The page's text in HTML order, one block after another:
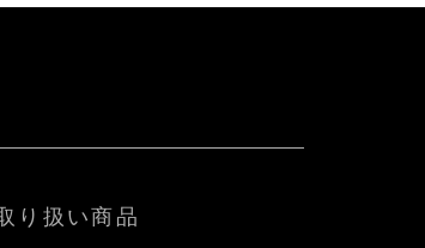
り扱い商品